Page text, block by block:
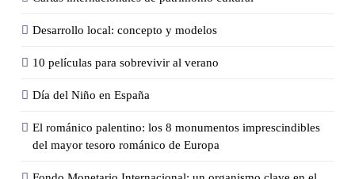
Desarrollo local: concepto y modelos
10 películas para sobrevivir al verano
Día del Niño en España
El románico palentino: los 8 monumentos imprescindibles
del mayor tesoro románico de Europa